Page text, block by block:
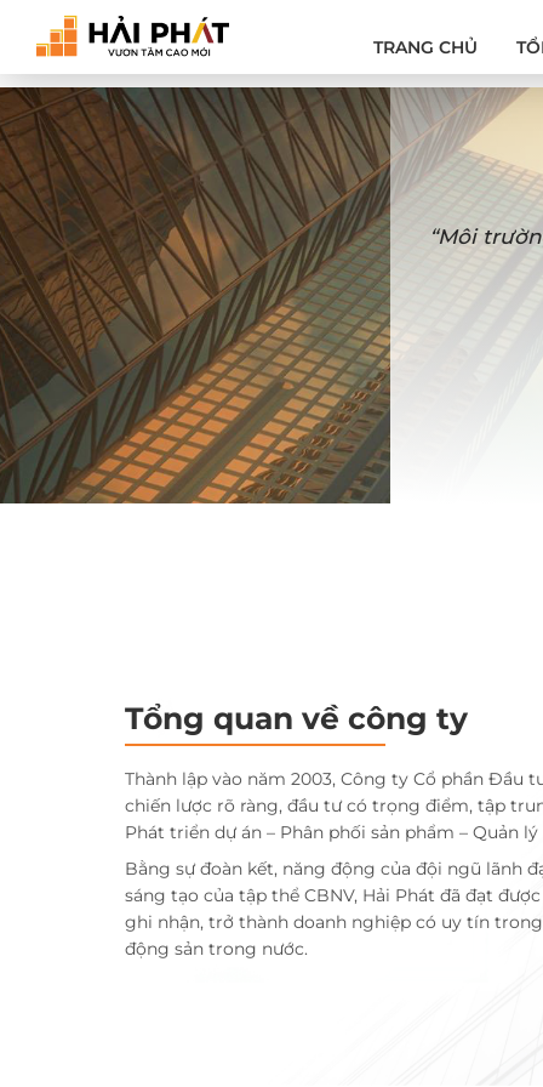
TRANG CHỦ
“Môi
Tổng quan về công ty
Thành lập vào năm 2003, Công ty Cổ phần Đầu
chiến lược rõ ràng, đầu tư có trọng điểm, tập
Phát triển dự án – Phân phối sản phẩm – Quản
Bằng sự đoàn kết, năng động của đội ngũ lãnh
sáng tạo của tập thể CBNV, Hải Phát đã đạt
ghi nhận, trở thành doanh nghiệp có uy tín
động sản trong nước.